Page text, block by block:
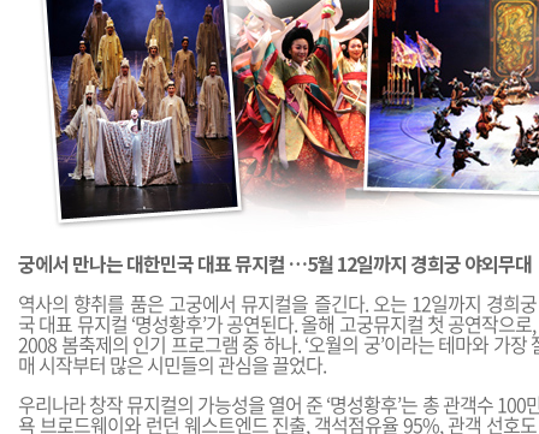
사 경
하
기
궁에서 만나는 대한민국 대표 뮤지컬 …5월 12일까지 경희궁 야외무대
역사의 향취를 품은 고궁에서 뮤지컬을 즐긴다. 오는 12일까지 경희
국 대표 뮤지컬 ‘명성황후’가 공연된다. 올해 고궁뮤지컬 첫 공연작으
2008 봄축제의 인기 프로그램 중 하나. ‘오월의 궁’이라는 테마와 가장
매 시작부터 많은 시민들의 관심을 끌었다.
우리나라 창작 뮤지컬의 가능성을 열어 준 ‘명성황후’는 총 관객수 100
욕 브로드웨이와 런던 웨스트엔드 진출, 객석점유율 95%, 관객 선호